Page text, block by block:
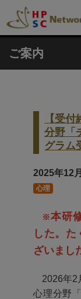
ご案内
【受
分野「
グラム
2025年12
心理
※本研
した。
ざいまし
2026年2
心理分野